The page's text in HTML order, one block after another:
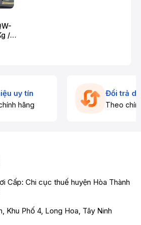
/
/
uy tín
hãng
Đổi trả
Theo
Cấp: Chi cục thuế huyện Hòa Thành
Khu Phố 4, Long Hoa, Tây Ninh